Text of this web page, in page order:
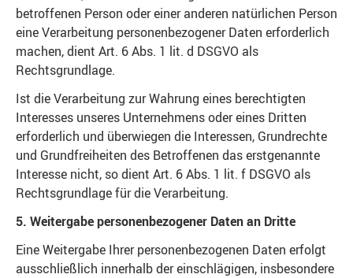
betroffenen Person oder einer anderen natürlichen Person
eine Verarbeitung personenbezogener Daten erforderlich
machen, dient Art. 6 Abs. 1 lit. d DSGVO als
Rechtsgrundlage.
Ist die Verarbeitung zur Wahrung eines berechtigten
Interesses unseres Unternehmens oder eines Dritten
erforderlich und überwiegen die Interessen, Grundrechte
und Grundfreiheiten des Betroffenen das erstgenannte
Interesse nicht, so dient Art. 6 Abs. 1 lit. f DSGVO als
Rechtsgrundlage für die Verarbeitung.
5. Weitergabe personenbezogener Daten an Dritte
Eine Weitergabe Ihrer personenbezogenen Daten erfolgt
ausschließlich innerhalb der einschlägigen, insbesondere